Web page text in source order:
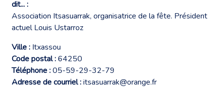
dit... :
Association Itsasuarrak, organisatrice de la fête. Président
actuel Louis Ustarroz
Ville : Itxassou
Code postal :64250
Téléphone :05-59-29-32-79
Adresse de courriel :itsasuarrak@orange.fr